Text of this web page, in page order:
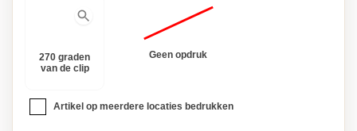
transparente balpen is niet alleen praktisch, maar ook
stijlvol en veelzijdig.
270 graden
van de clip
Geen opdruk
Artikel op meerdere locaties bedrukken